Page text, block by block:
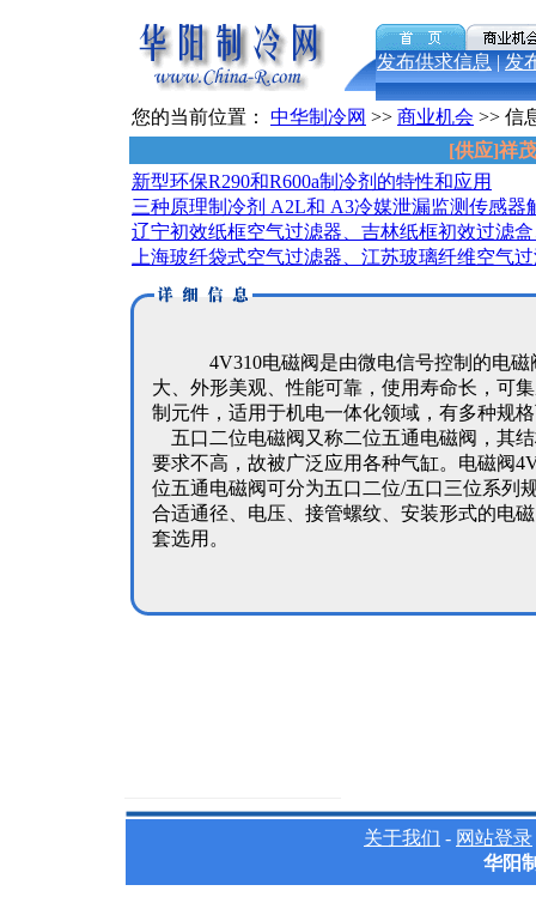
发布供求信息 | 发
您的当前位置： 中华制冷网 >> 商业机会 >> 信
[供应]祥
新型环保R290和R600a制冷剂的特性和应用
三种原理制冷剂 A2L和 A3冷媒泄漏监测传感器
辽宁初效纸框空气过滤器、吉林纸框初效过滤
上海玻纤袋式空气过滤器、江苏玻璃纤维空气
4V310电磁阀是由微电信号控制的电磁
大、外形美观、性能可靠，使用寿命长，可
制元件，适用于机电一体化领域，有多种规
五口二位电磁阀又称二位五通电磁阀，其
要求不高，故被广泛应用各种气缸。电磁阀
位五通电磁阀可分为五口二位/五口三位系列
合适通径、电压、接管螺纹、安装形式的电
套选用。
关于我们 - 网站登录
华阳